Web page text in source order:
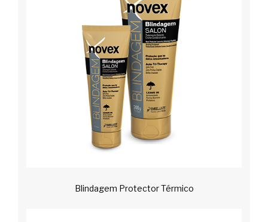
Blindagem Protector Térmico